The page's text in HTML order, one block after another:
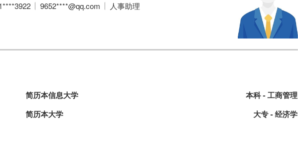
9652****@qq.com
人事助理
简历本信息大学
本科 - 工商管理
简历本大学 大专 - 经济学